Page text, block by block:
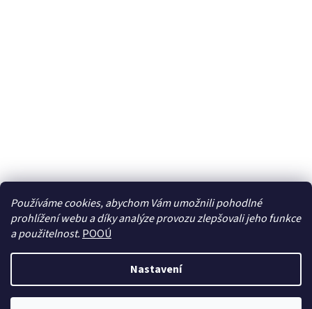
Používáme cookies, abychom Vám umožnili pohodlné
prohlížení webu a díky analýze provozu zlepšovali jeho funkce
a použitelnost. POOÚ
Nastavení
Sledovat na Instagramu
Vytvořil Shoptet